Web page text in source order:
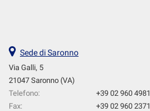
Sede di Saronno
Via Galli, 5
21047 Saronno (VA)
Telefono:
+39 02 960 4981
Fax:
+39 02 960 2371